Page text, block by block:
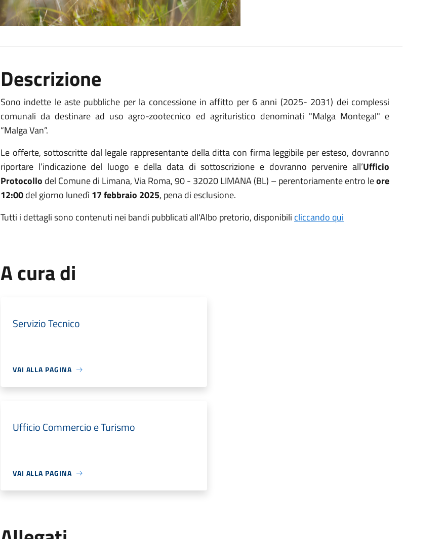
Descrizione
Sono indette le aste pubbliche per la concessione in affitto per 6 anni (2025- 2031) dei complessi
comunali da destinare ad uso agro-zootecnico ed agrituristico denominati "Malga Montegal" e
“Malga Van”.
Le offerte, sottoscritte dal legale rappresentante della ditta con firma leggibile per esteso, dovranno
riportare l’indicazione del luogo e della data di sottoscrizione e dovranno pervenire all’Ufficio
Protocollo del Comune di Limana, Via Roma, 90 - 32020 LIMANA (BL) – perentoriamente entro leore
12:00del giorno lunedì17 febbraio 2025, pena di esclusione.
Tutti i dettagli sono contenuti nei bandi pubblicati all'Albo pretorio, disponibili cliccando qui
A cura di
Servizio Tecnico
VAI ALLA PAGINA
Ufficio Commercio e Turismo
VAI ALLA PAGINA